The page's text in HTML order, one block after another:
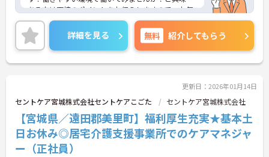
ある方は面接のポイントをお伝えしますので、お気
軽にお問い合わせください。
詳細を見る 無料 紹介してもらう
更新日：2026年01月14日
セントケア宮城株式会社セントケアこごた セントケア宮城株式会社
【宮城県／遠田郡美里町】福利厚生充実★基本土
日お休み◎居宅介護支援事業所でのケアマネジャ
ー（正社員）